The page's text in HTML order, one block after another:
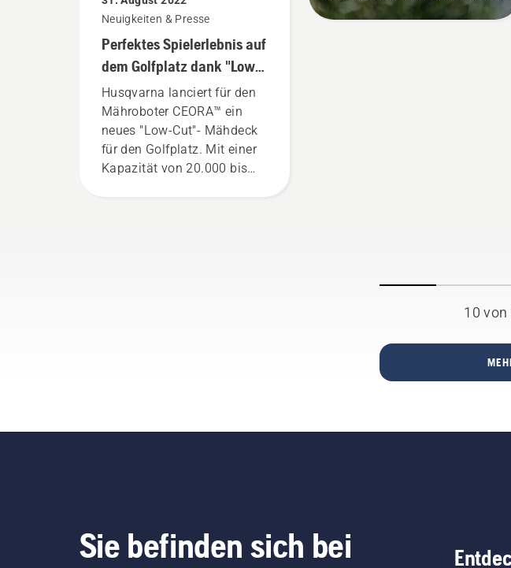
Durchführung steht. Dabei
wird die eine Hälfte eines
Rasenplatzes von einem
professionellen
und die andere Seite mit
einem Aufsitzmäher
gemäht. Welcher wird den
besten Fußballrasen liefern?
Neuigkeiten & Presse
Perfektes Spielerlebnis auf
dem Golfplatz dank "Low
Cut"-Mähdeck für CEORA™
Mähroboter
Husqvarna lanciert für den
Mähroboter CEORA™ ein
neues "Low-Cut"- Mähdeck
für den Golfplatz. Mit einer
Kapazität von 20.000 bis
10 von
Sie befinden sich bei